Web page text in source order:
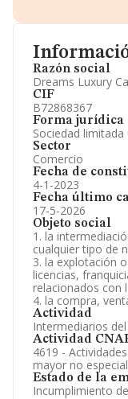
Razón social
Dreams Luxury
CIF
B72868367
Forma jurídica
Sociedad limitada
Sector
Comercio
Fecha de
4-1-2023
Fecha último
17-5-2026
Objeto social
1. la
cualquier tipo de
3. la explotación
licencias,
relacionados con
4. la compra,
Actividad
Intermediarios
Actividad
4619 -
mayor no
Estado de la
Incumplimiento
Información